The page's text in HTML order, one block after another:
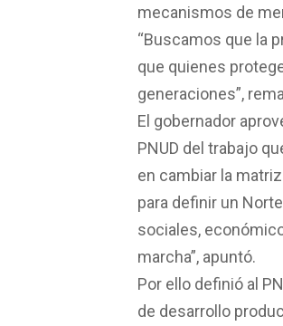
mecanismos de
“Buscamos que la
que quienes
generaciones”,
El gobernador
PNUD del trabajo
en cambiar la
para definir un
sociales,
marcha”, apuntó.
Por ello definió al
de desarrollo